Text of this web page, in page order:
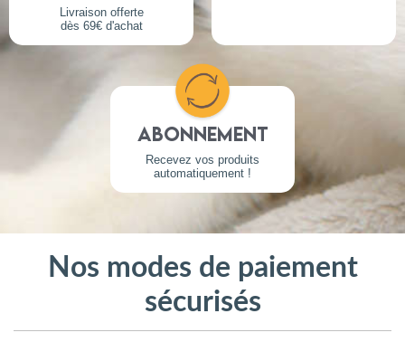
Livraison offerte
dès 69€ d'achat
Abonnement
Recevez vos produits
automatiquement !
Nos modes de paiement
sécurisés